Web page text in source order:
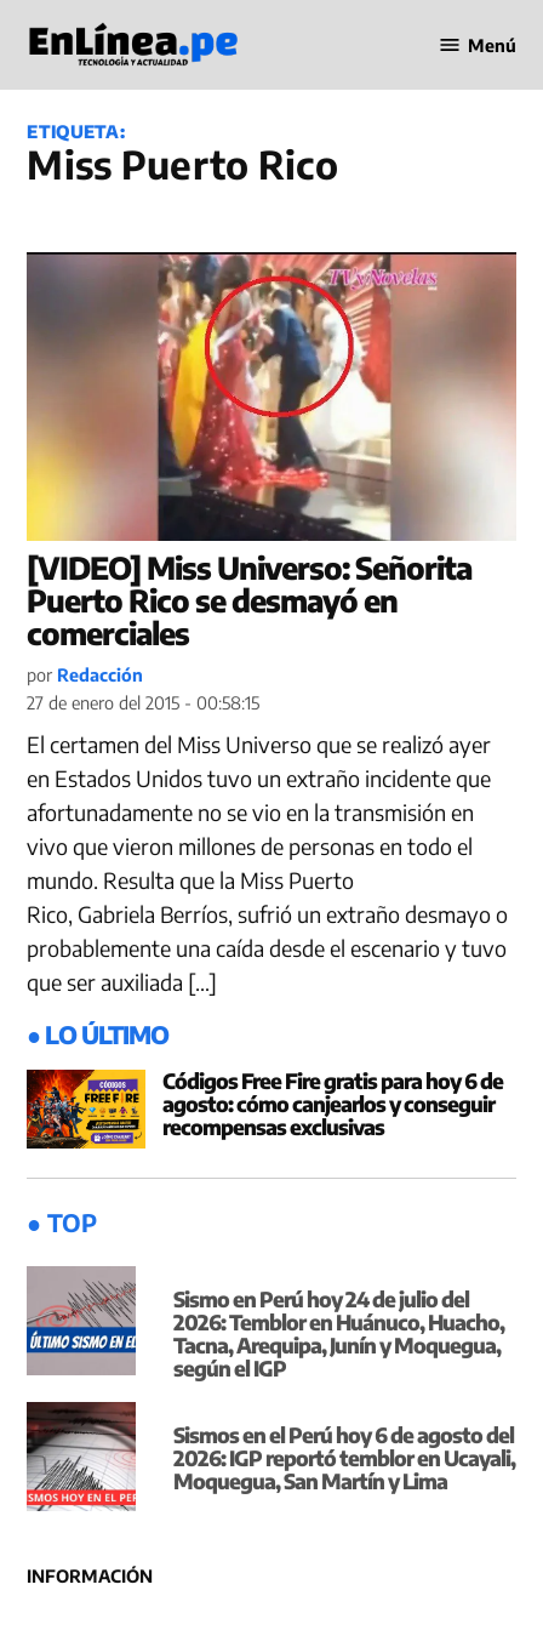
contenido
en Línea
Menú
ETIQUETA:
Miss Puerto Rico
[VIDEO] Miss Universo: Señorita
Puerto Rico se desmayó en
comerciales
por Redacción
27 de enero del 2015 - 00:58:15
El certamen del Miss Universo que se realizó ayer
en Estados Unidos tuvo un extraño incidente que
afortunadamente no se vio en la transmisión en
vivo que vieron millones de personas en todo el
mundo. Resulta que la Miss Puerto
Rico, Gabriela Berríos, sufrió un extraño desmayo o
probablemente una caída desde el escenario y tuvo
que ser auxiliada […]
● LO ÚLTIMO
Códigos Free Fire gratis para hoy 6 de
agosto: cómo canjearlos y conseguir
recompensas exclusivas
● TOP
Sismo en Perú hoy 24 de julio del
2026: Temblor en Huánuco, Huacho,
Tacna, Arequipa, Junín y Moquegua,
según el IGP
Sismos en el Perú hoy 6 de agosto del
2026: IGP reportó temblor en Ucayali,
Moquegua, San Martín y Lima
INFORMACIÓN